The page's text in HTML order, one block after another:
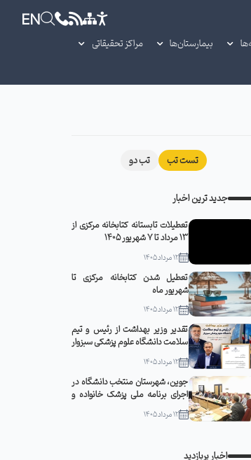
EN
بیمارستان‌ها مراکز تحقیقاتی
تست تب تب دو
جدید ترین اخبار
تعطیلات تابستانه کتابخانه مرکزی از
13 مرداد تا 7 شهریور 1405
12 مرداد 1405
تعطیل شدن کتابخانه مرکزی تا
شهریور ماه
12 مرداد 1405
تقدیر وزیر بهداشت از رئیس و تیم
سلامت دانشگاه علوم پزشکی سبزوار
12 مرداد 1405
جوین، شهرستان منتخب دانشگاه در
اجرای برنامه ملی پزشک خانواده و
نظام ارجاع
12 مرداد 1405
اخبار پربازدید